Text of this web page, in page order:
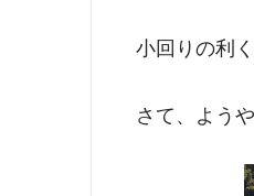
小回りの利
さて、よう